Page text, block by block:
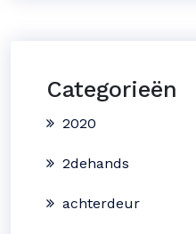
Categorieën
2020
2dehands
achterdeur